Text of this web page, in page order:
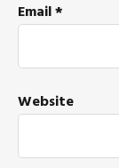
Email*
Website